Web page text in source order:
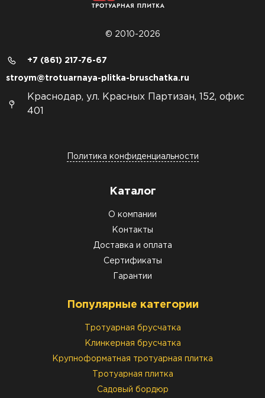
© 2010-2026
+7 (861) 217-76-67
stroym@trotuarnaya-plitka-bruschatka.ru
Краснодар, ул. Красных Партизан, 152, офис
401
Политика конфиденциальности
Каталог
О компании
Контакты
Доставка и оплата
Сертификаты
Гарантии
Популярные категории
Тротуарная брусчатка
Клинкерная брусчатка
Крупноформатная тротуарная плитка
Тротуарная плитка
Садовый бордюр